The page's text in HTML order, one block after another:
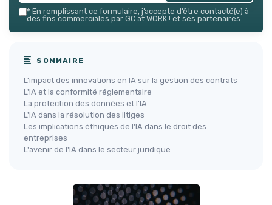
* En remplissant ce formulaire, j’accepte d’être contacté(e) à
des fins commerciales par GC at WORK ! et ses partenaires.
SOMMAIRE
L'impact des innovations en IA sur la gestion des contrats
L'IA et la conformité réglementaire
La protection des données et l'IA
L'IA dans la résolution des litiges
Les implications éthiques de l'IA dans le droit des
entreprises
L'avenir de l'IA dans le secteur juridique